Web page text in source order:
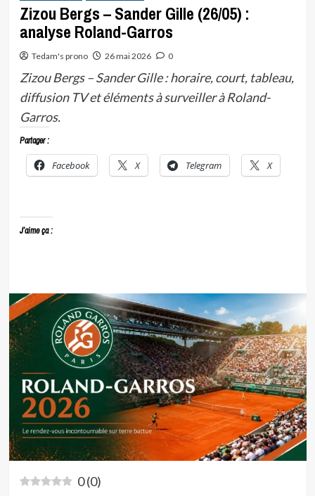
Zizou Bergs – Sander Gille (26/05) :
analyse Roland-Garros
Tedam's prono 26 mai 2026 0
Zizou Bergs – Sander Gille : horaire, court, tableau,
diffusion TV et éléments à surveiller à Roland-
Garros.
Partager :
Facebook X Telegram X
J’aime ça :
0(0)